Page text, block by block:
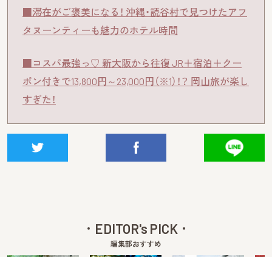
■滞在がご褒美になる！ 沖縄・読谷村で見つけたアフ
タヌーンティーも魅力のホテル時間
■コスパ最強っ♡ 新大阪から往復 JR＋宿泊＋クー
ポン付きで13,800円～23,000円（※1）！？ 岡山旅が楽し
すぎた！
EDITOR's PICK
編集部おすすめ